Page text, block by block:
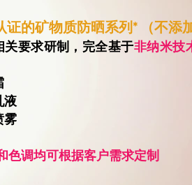
证的矿物质防晒系列* （不添
要求研制，完全基于非纳米技
液
雾
色调均可根据客户需求定制